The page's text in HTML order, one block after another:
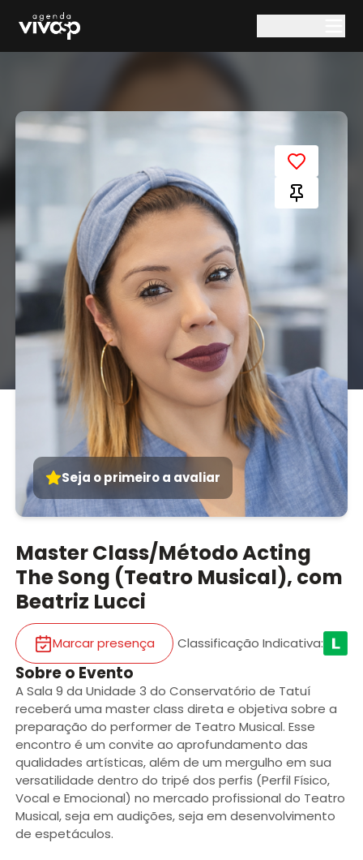
Seja o primeiro a avaliar
Master Class/Método Acting
The Song (Teatro Musical), com
Beatriz Lucci
Marcar presença Classificação Indicativa:
Sobre o Evento
A Sala 9 da Unidade 3 do Conservatório de Tatuí
receberá uma master class direta e objetiva sobre a
preparação do performer de Teatro Musical. Esse
encontro é um convite ao aprofundamento das
qualidades artísticas, além de um mergulho em sua
versatilidade dentro do tripé dos perfis (Perfil Físico,
Vocal e Emocional) no mercado profissional do Teatro
Musical, seja em audições, seja em desenvolvimento
de espetáculos.